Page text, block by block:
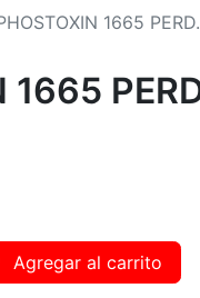
1665
1665
Agregar al carrito